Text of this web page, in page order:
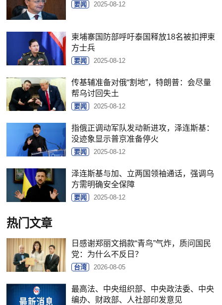
要闻 2025-08-12
柬埔寨国防部呼吁泰国释放18名被扣押柬
方士兵
要闻 2025-08-12
传基辅准备对俄“割地”，特朗普：会尽量
帮乌讨回失土
要闻 2025-08-12
指俄正调动军队发动新进攻，泽连斯基：
没迹象显示普京准备停火
要闻 2025-08-12
泽连斯基与加、立两国领袖通话，强调乌
方需明确安全保障
要闻 2025-08-12
热门文章
日感谢郑丽文捐款“青鸟”气炸，质问国民
党：为什么不反日？
台湾 2026-08-05
最高法、中央组织部、中央政法委、中央
编办、财政部、人社部印发意见